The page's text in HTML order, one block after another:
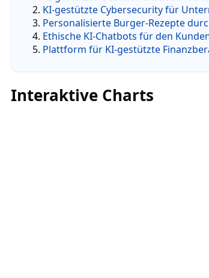
KI-gestützte Cybersecurity für
Personalisierte Burger-Rezepte
Ethische KI-Chatbots für den
Plattform für KI-gestützte
Interaktive Charts